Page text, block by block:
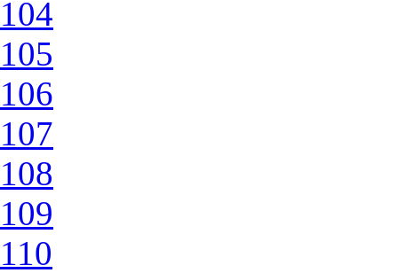
104
105
106
107
108
109
110